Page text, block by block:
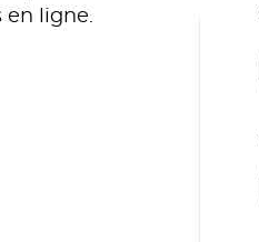
en ligne.
FranceConnect